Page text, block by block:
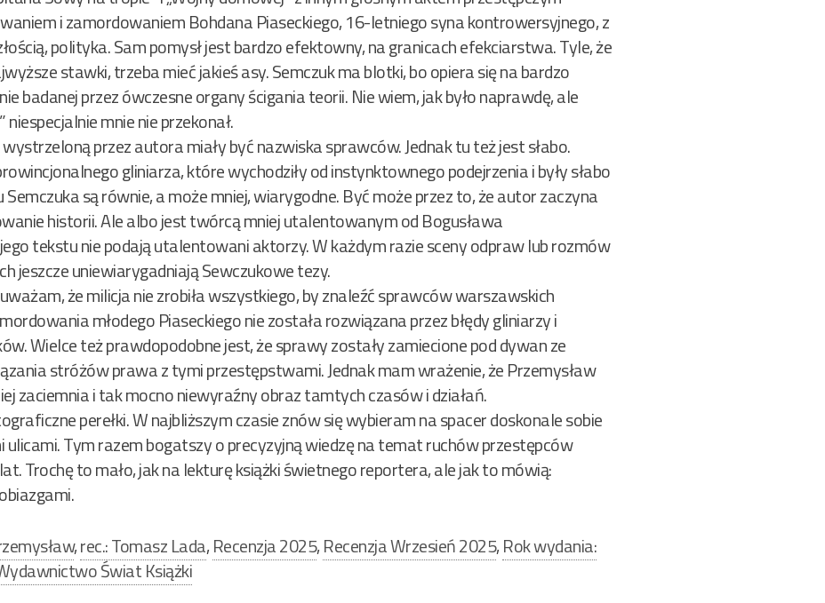
i zamordowaniem Bohdana Piaseckiego, 16-letniego syna kontrowersyjnego, z
polityka. Sam pomysł jest bardzo efektowny, na granicach efekciarstwa. Tyle, że
stawki, trzeba mieć jakieś asy. Semczuk ma blotki, bo opiera się na bardzo
badanej przez ówczesne organy ścigania teorii. Nie wiem, jak było naprawdę, ale
mnie nie przekonał.
przez autora miały być nazwiska sprawców. Jednak tu też jest słabo.
gliniarza, które wychodziły od instynktownego podejrzenia i były słabo
są równie, a może mniej, wiarygodne. Być może przez to, że autor zaczyna
historii. Ale albo jest twórcą mniej utalentowanym od Bogusława
tekstu nie podają utalentowani aktorzy. W każdym razie sceny odpraw lub rozmów
jeszcze uniewiarygadniają Sewczukowe tezy.
że milicja nie zrobiła wszystkiego, by znaleźć sprawców warszawskich
młodego Piaseckiego nie została rozwiązana przez błędy gliniarzy i
Wielce też prawdopodobne jest, że sprawy zostały zamiecione pod dywan ze
stróżów prawa z tymi przestępstwami. Jednak mam wrażenie, że Przemysław
zaciemnia i tak mocno niewyraźny obraz tamtych czasów i działań.
perełki. W najbliższym czasie znów się wybieram na spacer doskonale sobie
Tym razem bogatszy o precyzyjną wiedzę na temat ruchów przestępców
Trochę to mało, jak na lekturę książki świetnego reportera, ale jak to mówią:
,rec.: Tomasz Lada,Recenzja 2025,Recenzja Wrzesień 2025,Rok wydania:
Świat Książki